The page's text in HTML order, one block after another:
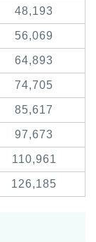
48,193
56,069
64,893
74,705
85,617
97,673
110,961
126,185